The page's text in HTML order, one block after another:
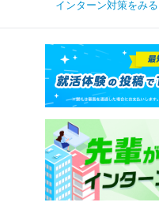
インターン対策をみる